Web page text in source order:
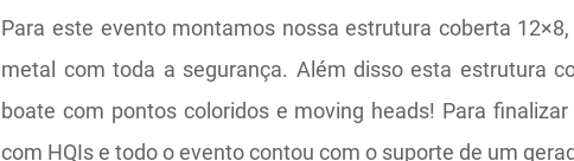
Para este evento montamos nossa estrutura coberta
metal com toda a segurança. Além disso esta estrutura
boate com pontos coloridos e moving heads! Para
com HQIs e todo o evento contou com o suporte de um